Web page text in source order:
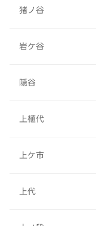
猪ノ谷
岩ケ谷
隠谷
上植代
上ケ市
上代